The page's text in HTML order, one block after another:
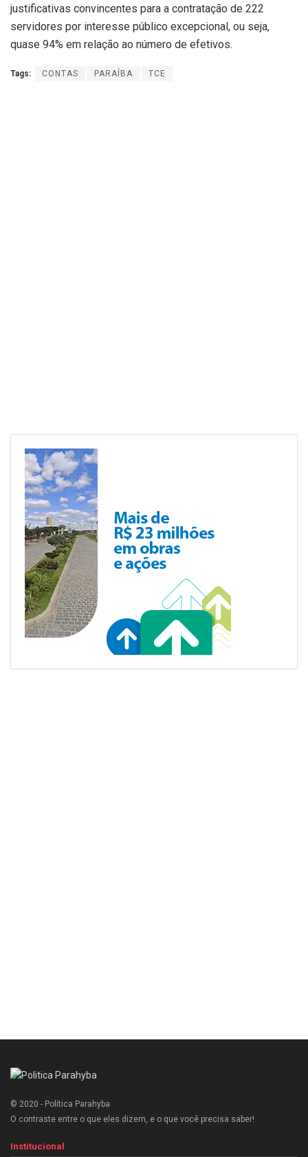
justificativas convincentes para a contratação de 222
servidores por interesse público excepcional, ou seja,
quase 94% em relação ao número de efetivos.
Tags: CONTAS PARAÍBA TCE
© 2020 - Política Parahyba
O contraste entre o que eles dizem, e o que você precisa saber!
Institucional